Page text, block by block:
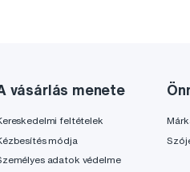
vásárlás menete
feltételek
módja
adatok védelme